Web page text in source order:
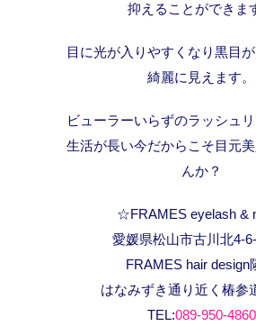
抑えることができま
目に光が入りやすくなり黒目
綺麗に見えます。
ビューラーいらずのラッシュ
生活が長い今だからこそ目元
んか？
☆FRAMES eyelash &
愛媛県松山市古川北4-
FRAMES hair design
はなみずき通り近く椿参
TEL:089-950-4860